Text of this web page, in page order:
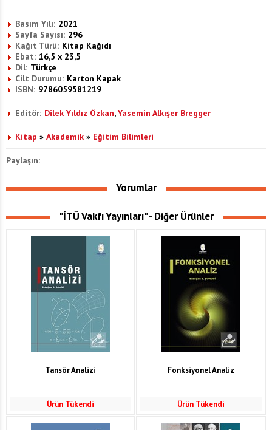
Basım Yılı: 2021
Sayfa Sayısı: 296
Kağıt Türü: Kitap Kağıdı
Ebat: 16,5 x 23,5
Dil: Türkçe
Cilt Durumu: Karton Kapak
ISBN: 9786059581219
Editör: Dilek Yıldız Özkan,Yasemin Alkışer Bregger
Kitap » Akademik » Eğitim Bilimleri
Paylaşın:
Yorumlar
"İTÜ Vakfı Yayınları" - Diğer Ürünler
Tansör Analizi
Ürün Tükendi
Fonksiyonel Analiz
Ürün Tükendi